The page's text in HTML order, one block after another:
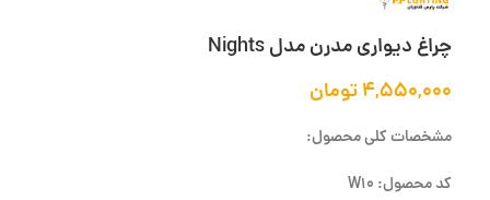
چراغ دیواری مدرن مدل Nights
۴,۵۵۰,۰۰۰تومان
مشخصات کلی محصول:
کد محصول: W10